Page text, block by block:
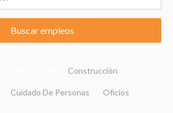
Construcción
Cuidado De Personas Oficios